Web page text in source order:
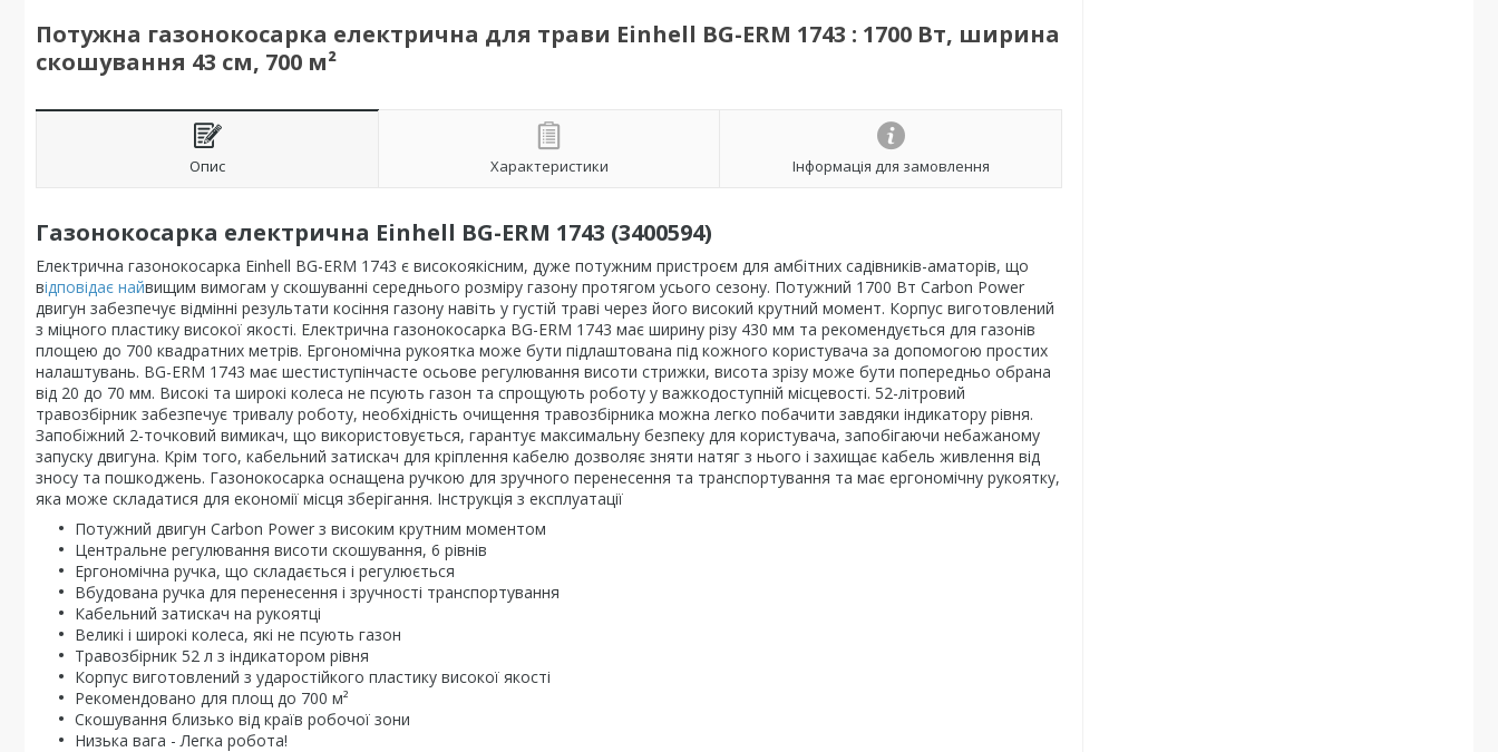
Потужна газонокосарка електрична для трави Einhell BG-ERM 1743 : 1700 Вт, ширина
скошування 43 см, 700 м²
Опис Характеристики Інформація для замовлення
Газонокосарка електрична Einhell BG-ERM 1743 (3400594)
Електрична газонокосарка Einhell BG-ERM 1743 є високоякісним, дуже потужним пристроєм для амбітних садівників-аматорів, що
відповідає найвищим вимогам у скошуванні середнього розміру газону протягом усього сезону. Потужний 1700 Вт Carbon Power
двигун забезпечує відмінні результати косіння газону навіть у густій траві через його високий крутний момент. Корпус виготовлений
з міцного пластику високої якості. Електрична газонокосарка BG-ERM 1743 має ширину різу 430 мм та рекомендується для газонів
площею до 700 квадратних метрів. Ергономічна рукоятка може бути підлаштована під кожного користувача за допомогою простих
налаштувань. BG-ERM 1743 має шестиступінчасте осьове регулювання висоти стрижки, висота зрізу може бути попередньо обрана
від 20 до 70 мм. Високі та широкі колеса не псують газон та спрощують роботу у важкодоступній місцевості. 52-літровий
травозбірник забезпечує тривалу роботу, необхідність очищення травозбірника можна легко побачити завдяки індикатору рівня.
Запобіжний 2-точковий вимикач, що використовується, гарантує максимальну безпеку для користувача, запобігаючи небажаному
запуску двигуна. Крім того, кабельний затискач для кріплення кабелю дозволяє зняти натяг з нього і захищає кабель живлення від
зносу та пошкоджень. Газонокосарка оснащена ручкою для зручного перенесення та транспортування та має ергономічну рукоятку,
яка може складатися для економії місця зберігання. Інструкція з експлуатації
Потужний двигун Carbon Power з високим крутним моментом
Центральне регулювання висоти скошування, 6 рівнів
Ергономічна ручка, що складається і регулюється
Вбудована ручка для перенесення і зручності транспортування
Кабельний затискач на рукоятці
Великі і широкі колеса, які не псують газон
Травозбірник 52 л з індикатором рівня
Корпус виготовлений з ударостійкого пластику високої якості
Рекомендовано для площ до 700 м²
Скошування близько від країв робочої зони
Низька вага - Легка робота!